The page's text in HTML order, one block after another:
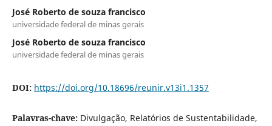
José Roberto de souza francisco
universidade federal de minas gerais
José Roberto de souza francisco
universidade federal de minas gerais
DOI: https://doi.org/10.18696/reunir.v13i1.1357
Palavras-chave: Divulgação, Relatórios de Sustentabilidade,